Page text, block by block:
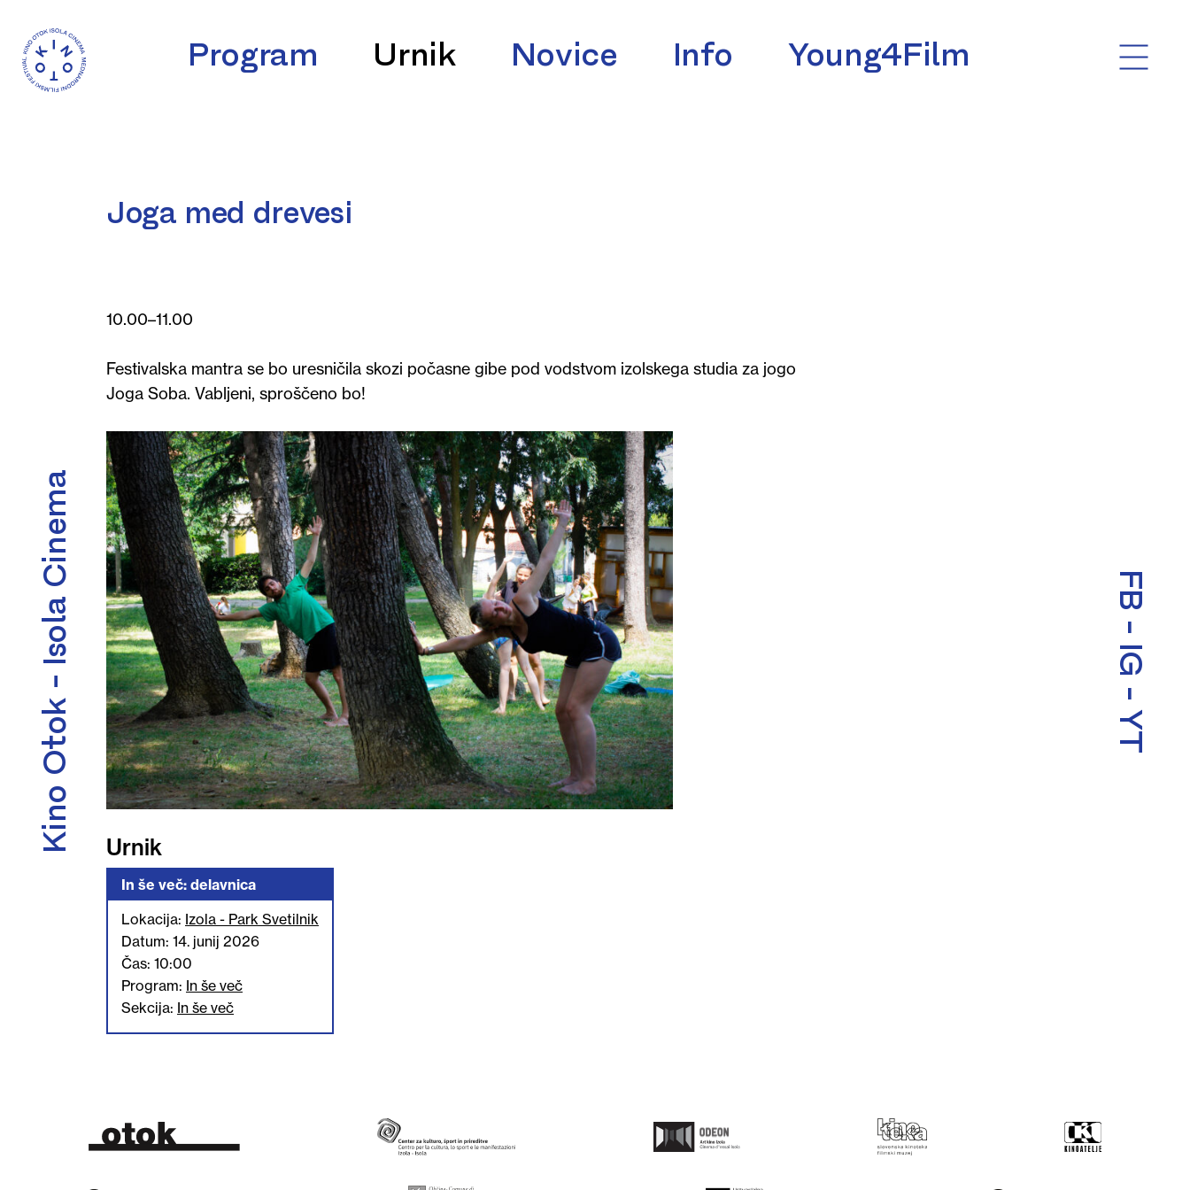
Program Urnik Novice Info Young4Film
Kino Otok - Isola Cinema FB
-
IG
-
YT
Joga med drevesi
10.00–11.00
Festivalska mantra se bo uresničila skozi počasne gibe pod vodstvom izolskega studia za jogo
Joga Soba. Vabljeni, sproščeno bo!
Urnik
In še več: delavnica
Lokacija: Izola - Park Svetilnik
Datum: 14. junij 2026
Čas: 10:00
Program: In še več
Sekcija: In še več